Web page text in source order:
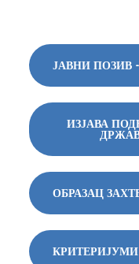
ЈАВНИ ПОЗИВ
ИЗЈАВА
ОБРАЗАЦ